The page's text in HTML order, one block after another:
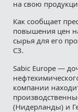
на свою
Как сообщает
повышения цен
сырья для его
C3.
Sabic Europe —
компании
(Нидерланды) и